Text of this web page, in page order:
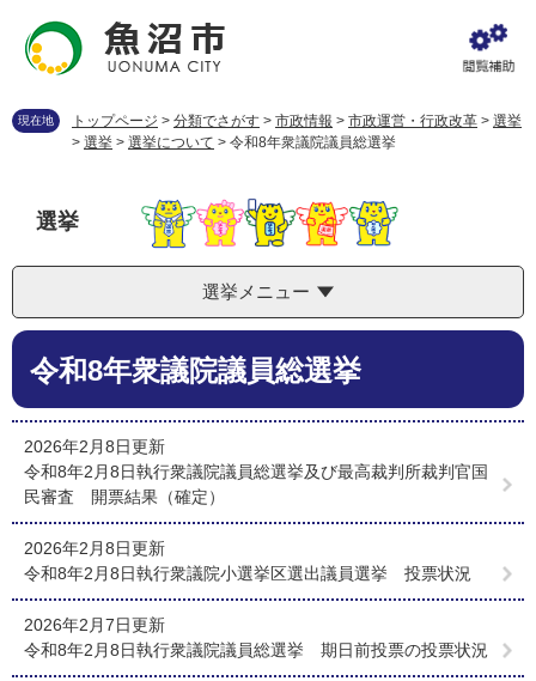
先
を
文
現在地 トップページ > 分類でさがす > 市政情報 > 市政運営・行政改革 > 選挙
> 選挙 > 選挙について > 令和8年衆議院議員総選挙
選挙
選挙メニュー
本
令和8年衆議院議員総選挙
2026年2月8日更新
令和8年2月8日執行衆議院議員総選挙及び最高裁判所裁判官国
民審査 開票結果（確定）
2026年2月8日更新
令和8年2月8日執行衆議院小選挙区選出議員選挙 投票状況
2026年2月7日更新
令和8年2月8日執行衆議院議員総選挙 期日前投票の投票状況